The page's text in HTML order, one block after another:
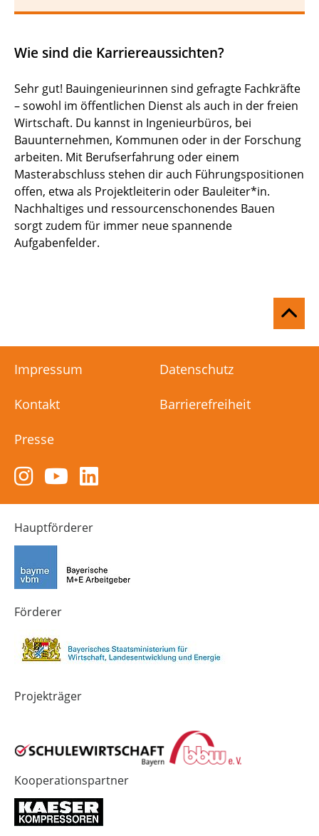
Wie sind die Karriereaussichten?
Sehr gut! Bauingenieurinnen sind gefragte Fachkräfte
– sowohl im öffentlichen Dienst als auch in der freien
Wirtschaft. Du kannst in Ingenieurbüros, bei
Bauunternehmen, Kommunen oder in der Forschung
arbeiten. Mit Berufserfahrung oder einem
Masterabschluss stehen dir auch Führungspositionen
offen, etwa als Projektleiterin oder Bauleiter*in.
Nachhaltiges und ressourcenschonendes Bauen
sorgt zudem für immer neue spannende
Aufgabenfelder.
Impressum Datenschutz
Kontakt Barrierefreiheit
Presse
Zum
Instagram-
Kanal
von
Technik-
in
Bayern
4.0
Zum
YouTube-
Kanal
von
LinkedIn-
Kanal
Hauptförderer
Förderer
Projekträger
Kooperationspartner